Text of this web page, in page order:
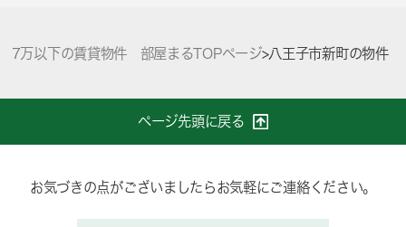
7万以下の賃貸物件 部屋まるTOPページ>八王子市新町の物件
ページ先頭に戻る
お気づきの点がございましたらお気軽にご連絡ください。